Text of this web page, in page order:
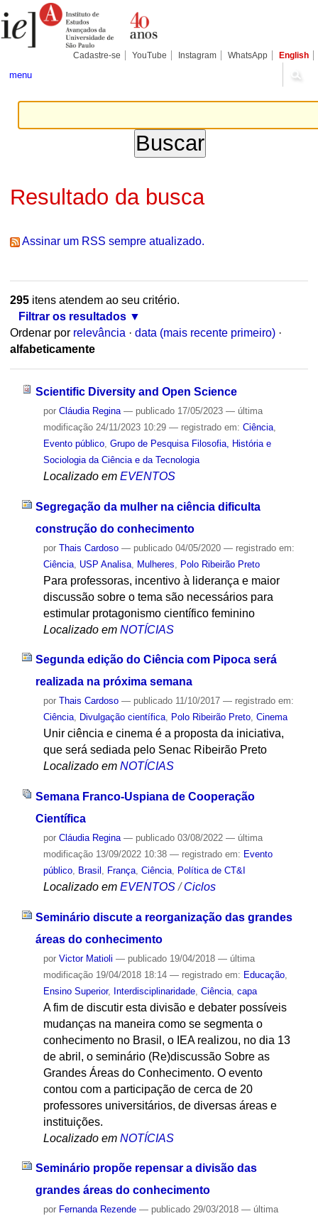
para
conteúdo.
Pessoais
Cadastre-se YouTube Instagram WhatsApp English
menu
Resultado da busca
Assinar um RSS sempre atualizado.
295itens atendem ao seu critério.
Filtrar os resultados
Ordenar por relevância · data (mais recente primeiro) ·
alfabeticamente
Scientific Diversity and Open Science
por Cláudia Regina — publicado17/05/2023 — última
modificação24/11/2023 10:29 — registrado em: Ciência,
Evento público, Grupo de Pesquisa Filosofia, História e
Sociologia da Ciência e da Tecnologia
Localizado em EVENTOS
Segregação da mulher na ciência dificulta
construção do conhecimento
por Thais Cardoso — publicado04/05/2020 — registrado em:
Ciência, USP Analisa, Mulheres Polo Ribeirão Preto
Para professoras, incentivo à liderança e maior
discussão sobre o tema são necessários para
estimular protagonismo científico feminino
Localizado em NOTÍCIAS
Segunda edição do Ciência com Pipoca será
realizada na próxima semana
por Thais Cardoso — publicado11/10/2017 — registrado em:
Ciência, Divulgação científica, Polo Ribeirão Preto, Cinema
Unir ciência e cinema é a proposta da iniciativa,
que será sediada pelo Senac Ribeirão Preto
Localizado em NOTÍCIAS
Semana Franco-Uspiana de Cooperação
Científica
por Cláudia Regina — publicado03/08/2022 — última
modificação13/09/2022 10:38 — registrado em: Evento
público, Brasil , França, Ciência, Política de CT&I
Localizado em EVENTOS /Ciclos
Seminário discute a reorganização das grandes
áreas do conhecimento
por Victor Matioli — publicado19/04/2018 — última
modificação19/04/2018 18:14 — registrado em: Educação,
Ensino Superior, Interdisciplinaridade, Ciência, capa
A fim de discutir esta divisão e debater possíveis
mudanças na maneira como se segmenta o
conhecimento no Brasil, o IEA realizou, no dia 13
de abril, o seminário (Re)discussão Sobre as
Grandes Áreas do Conhecimento. O evento
contou com a participação de cerca de 20
professores universitários, de diversas áreas e
instituições.
Localizado em NOTÍCIAS
Seminário propõe repensar a divisão das
grandes áreas do conhecimento
por Fernanda Rezende — publicado29/03/2018 — última